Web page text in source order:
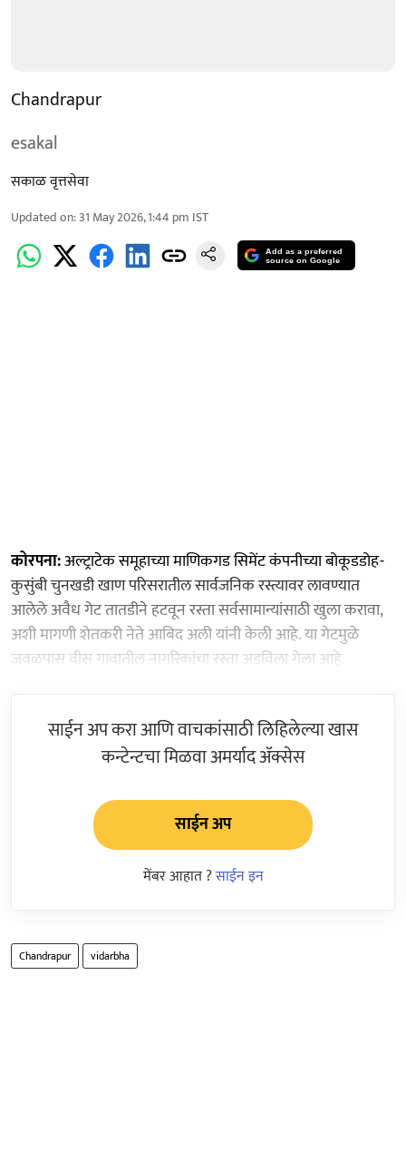
Chandrapur
esakal
सकाळ वृत्तसेवा
Updated on:31 May 2026, 1:44 pm IST
Add as a preferred
source on Google
कोरपना:अल्ट्राटेक समूहाच्या माणिकगड सिमेंट कंपनीच्या बोकूडडोह-
कुसुंबी चुनखडी खाण परिसरातील सार्वजनिक रस्त्यावर लावण्यात
आलेले अवैध गेट तातडीने हटवून रस्ता सर्वसामान्यांसाठी खुला करावा,
अशी मागणी शेतकरी नेते आबिद अली यांनी केली आहे. या गेटमुळे
जवळपास वीस गावातील नागरिकांचा रस्ता अडविला गेला आहे.
साईन अप करा आणि वाचकांसाठी लिहिलेल्या खास
कन्टेन्टचा मिळवा अमर्याद ॲक्सेस
साईन अप
मेंबर आहात ?साईन इन
Chandrapur vidarbha